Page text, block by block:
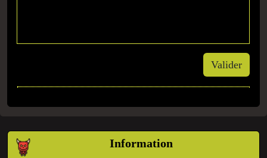
Information
Valider